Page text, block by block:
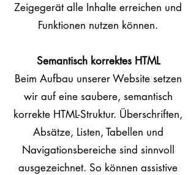
Zeigegerät alle Inhalte erreichen und
Funktionen nutzen können.
Semantisch korrektes HTML
Beim Aufbau unserer Website setzen
wir auf eine saubere, semantisch
korrekte HTML-Struktur. Überschriften,
Absätze, Listen, Tabellen und
Navigationsbereiche sind sinnvoll
ausgezeichnet. So können assistive